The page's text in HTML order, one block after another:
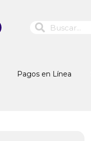
Pagos en Línea